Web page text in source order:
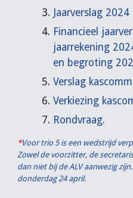
Jaarverslag
Financieel
jaarrekening
en begroting
Verslag
Verkiezing
Rondvraag.
*Voor trio 5 is een wedstrijd
Zowel de voorzitter, de
dan niet bij de ALV aanwezig
donderdag 24 april.